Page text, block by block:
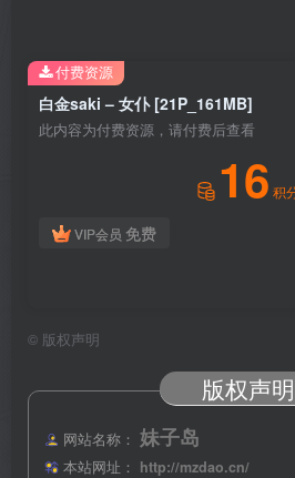
白金saki – 女仆 [21P_161MB]
此内容为付费资源，请付费后查看
16 积
VIP会员 免费
付费资源
© 版权声明
版权声明
网站名称： 妹子岛
本站网址：
http://mzdao.cn/